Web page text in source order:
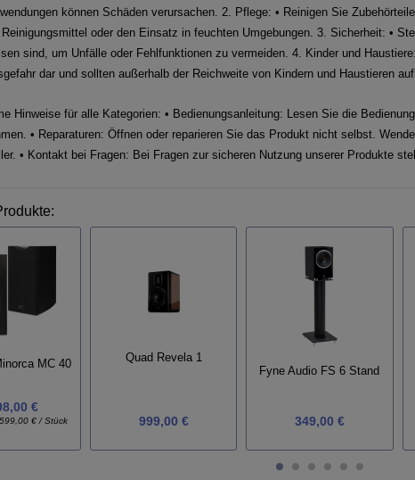
können Schäden verursachen. 2. Pflege: • Reinigen Sie
oder den Einsatz in feuchten Umgebungen. 3. Sicherheit: •
sind, um Unfälle oder Fehlfunktionen zu vermeiden. 4. Kinder und
dar und sollten außerhalb der Reichweite von Kindern und Haustieren
Hinweise für alle Kategorien: • Bedienungsanleitung: Lesen Sie die
• Reparaturen: Öffnen oder reparieren Sie das Produkt nicht selbst.
• Kontakt bei Fragen: Bei Fragen zur sicheren Nutzung unserer Produkte
MC 40
€
599,00 € / Stück
Quad Revela 1
999,00 €
Fyne Audio FS 6 Stand
349,00 €